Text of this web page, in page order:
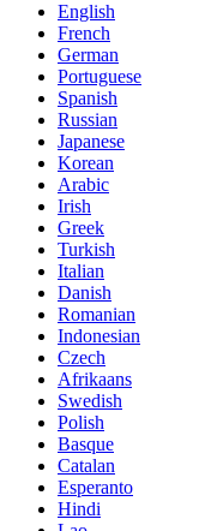
English
French
German
Portuguese
Spanish
Russian
Japanese
Korean
Arabic
Irish
Greek
Turkish
Italian
Danish
Romanian
Indonesian
Czech
Afrikaans
Swedish
Polish
Basque
Catalan
Esperanto
Hindi